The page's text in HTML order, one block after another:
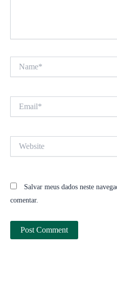
Salvar meus dados neste
comentar.